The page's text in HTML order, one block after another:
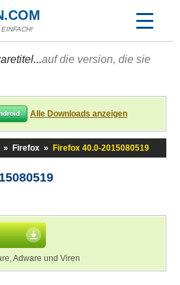
auf die version, die sie
Alle Downloads anzeigen
» Firefox » Firefox 40.0-2015080519
Adware und Viren